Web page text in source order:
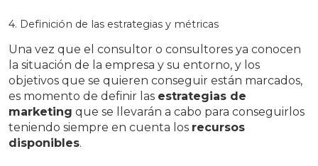
4. Definición de las estrategias y métricas
Una vez que el consultor o consultores ya conocen
la situación de la empresa y su entorno, y los
objetivos que se quieren conseguir están marcados,
es momento de definir las estrategias de
marketing que se llevarán a cabo para conseguirlos
teniendo siempre en cuenta los recursos
disponibles.